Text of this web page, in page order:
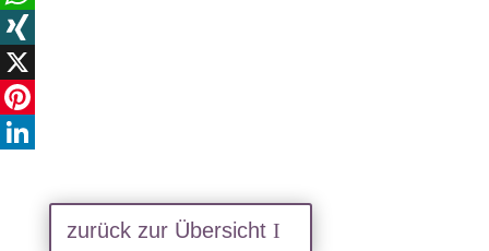
WhatsApp
XING
X
Pinterest
zurück zur Übersicht